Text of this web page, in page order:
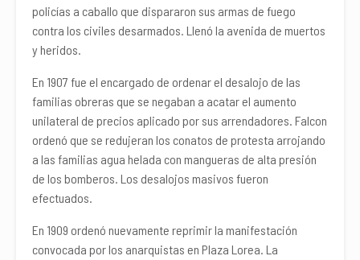
policías a caballo que dispararon sus armas de fuego
contra los civiles desarmados. Llenó la avenida de muertos
y heridos.
En 1907 fue el encargado de ordenar el desalojo de las
familias obreras que se negaban a acatar el aumento
unilateral de precios aplicado por sus arrendadores. Falcon
ordenó que se redujeran los conatos de protesta arrojando
a las familias agua helada con mangueras de alta presión
de los bomberos. Los desalojos masivos fueron
efectuados.
En 1909 ordenó nuevamente reprimir la manifestación
convocada por los anarquistas en Plaza Lorea. La